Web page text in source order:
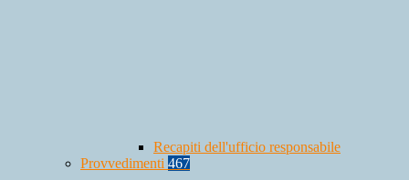
Recapiti dell'ufficio responsabile
Provvedimenti 467